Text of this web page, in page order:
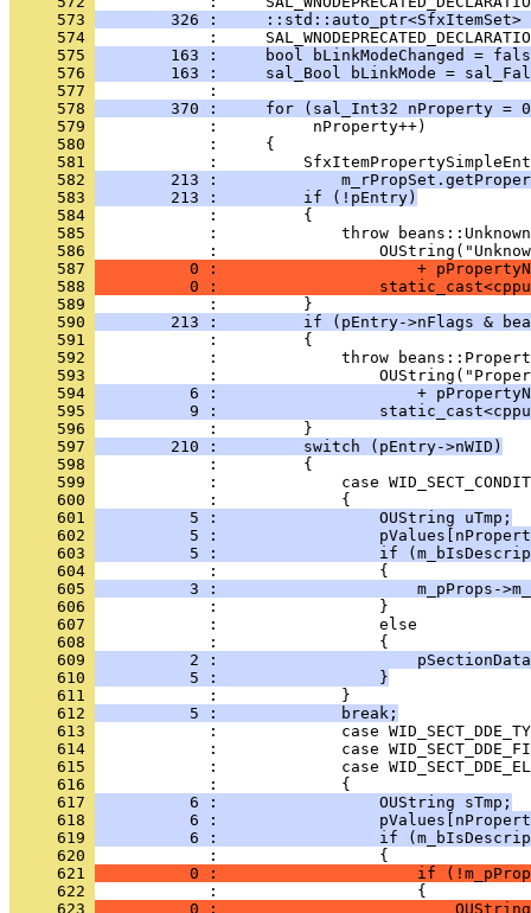
     573
326 :     ::std::auto_ptr<SfxItemSet>
     574
     575
163 :     bool bLinkModeChanged =
     576
163 :     sal_Bool bLinkMode =
     577
     578
370 :     for (sal_Int32 nProperty =
     579
     580
     581
     582
213 :
     583
        213 :         if (!pEntry)
     584
     585
     586
     587
0 :                     +
     588
0 :
     589
     590
213 :         if (pEntry->nFlags &
     591
     592
     593
     594
6 :                     +
     595
9 :
     596
     597
        210 :         switch (pEntry->nWID)
     598
     599
     600
     601
          5 :                 OUString uTmp;
     602
5 :
     603
5 :                 if
     604
     605
3 :                     m_pProps-
     606
     607
     608
     609
2 :
     610
          5 :                 }
     611
     612
          5 :             break;
     613
     614
     615
     616
     617
          6 :                 OUString sTmp;
     618
6 :
     619
6 :                 if
     620
     621
0 :                     if
     622
     623
0 :